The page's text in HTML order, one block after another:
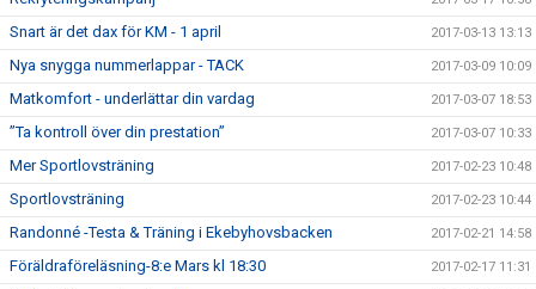
Snart är det dax för KM - 1 april 2017-03-13 13:13
Nya snygga nummerlappar - TACK 2017-03-09 10:09
Matkomfort - underlättar din vardag 2017-03-07 18:53
”Ta kontroll över din prestation” 2017-03-07 10:33
Mer Sportlovsträning 2017-02-23 10:48
Sportlovsträning 2017-02-23 10:44
Randonné -Testa & Träning i Ekebyhovsbacken 2017-02-21 14:58
Föräldraföreläsning-8:e Mars kl 18:30 2017-02-17 11:31